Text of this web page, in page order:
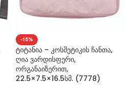
-15%
ტიტანია – კოსმეტიკის ჩანთა,
ღია ვარდისფერი,
ორგანაიზერით,
22.5×7.5×16.5სმ. (7778)